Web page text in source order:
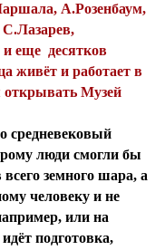
А.Розенбаум,
еще десятков
живёт и работает в
открывать Музей
средневековый
люди смогли бы
земного шара, а
человеку и не
или на
подготовка,